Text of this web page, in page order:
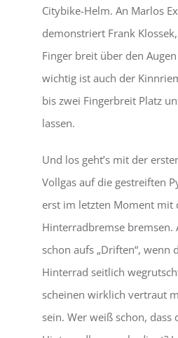
Citybike-Helm. An Marlos
demonstriert Frank
Finger breit über den
wichtig ist auch der
bis zwei Fingerbreit Platz
lassen.
Und los geht’s mit der
Vollgas auf die gestreiften
erst im letzten Moment mit
Hinterradbremse bremsen.
schon aufs „Driften“, wenn
Hinterrad seitlich
scheinen wirklich vertraut
sein. Wer weiß schon, dass